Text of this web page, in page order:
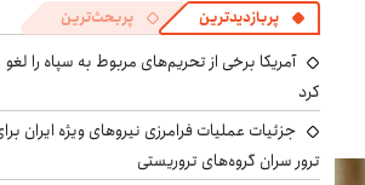
پربازدیدترین پربحث‌ترین
آمریکا برخی از تحریم‌های مربوط به سپاه را لغو
کرد
جزئیات عملیات فرامرزی نیروهای ویژه ایران
ترور سران گروه‌های تروریستی